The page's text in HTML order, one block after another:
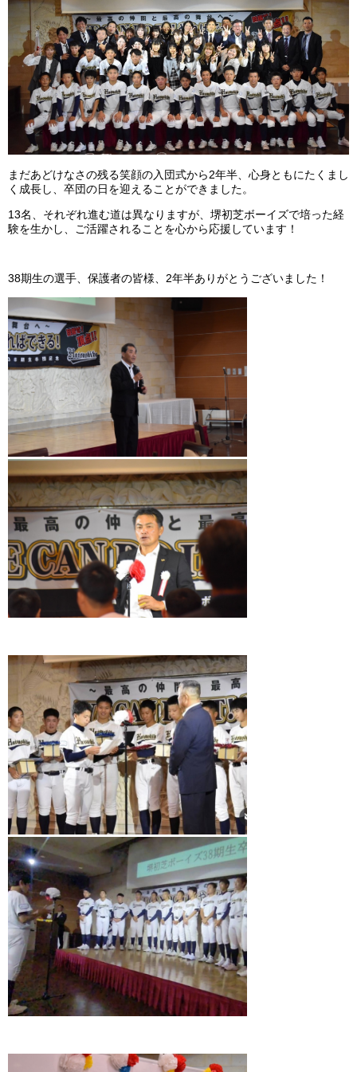
まだあどけなさの残る笑顔の入団式から2年半、心身ともにたくまし
く成長し、卒団の日を迎えることができました。
13名、それぞれ進む道は異なりますが、堺初芝ボーイズで培った経
験を生かし、ご活躍されることを心から応援しています！
38期生の選手、保護者の皆様、2年半ありがとうございました！